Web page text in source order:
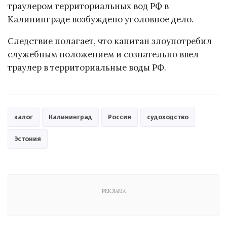
траулером территориальных вод РФ в
Калининграде возбуждено уголовное дело.
Следствие полагает, что капитан злоупотребил
служебным положением и сознательно ввел
траулер в территориальные воды РФ.
залог Калининград Россия судоходство
Эстония
РЕКЛАМА